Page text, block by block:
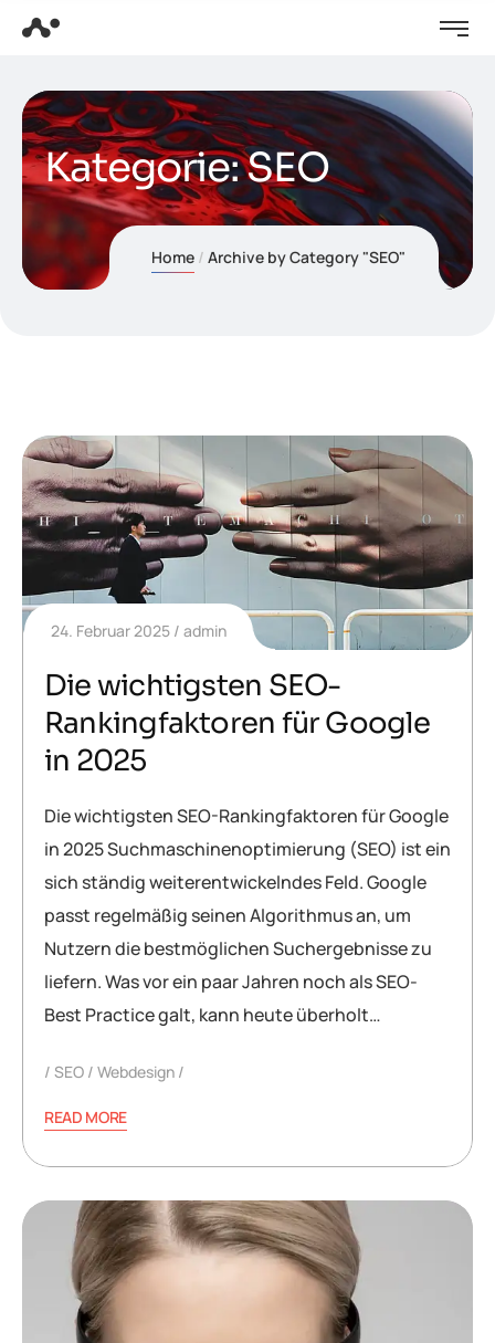
Kategorie:SEO
Home Archive by Category "SEO"
24. Februar 2025 admin
Die wichtigsten SEO-
Rankingfaktoren für Google
in 2025
Die wichtigsten SEO-Rankingfaktoren für Google
in 2025 Suchmaschinenoptimierung (SEO) ist ein
sich ständig weiterentwickelndes Feld. Google
passt regelmäßig seinen Algorithmus an, um
Nutzern die bestmöglichen Suchergebnisse zu
liefern. Was vor ein paar Jahren noch als SEO-
Best Practice galt, kann heute überholt…
SEO Webdesign
READ MORE